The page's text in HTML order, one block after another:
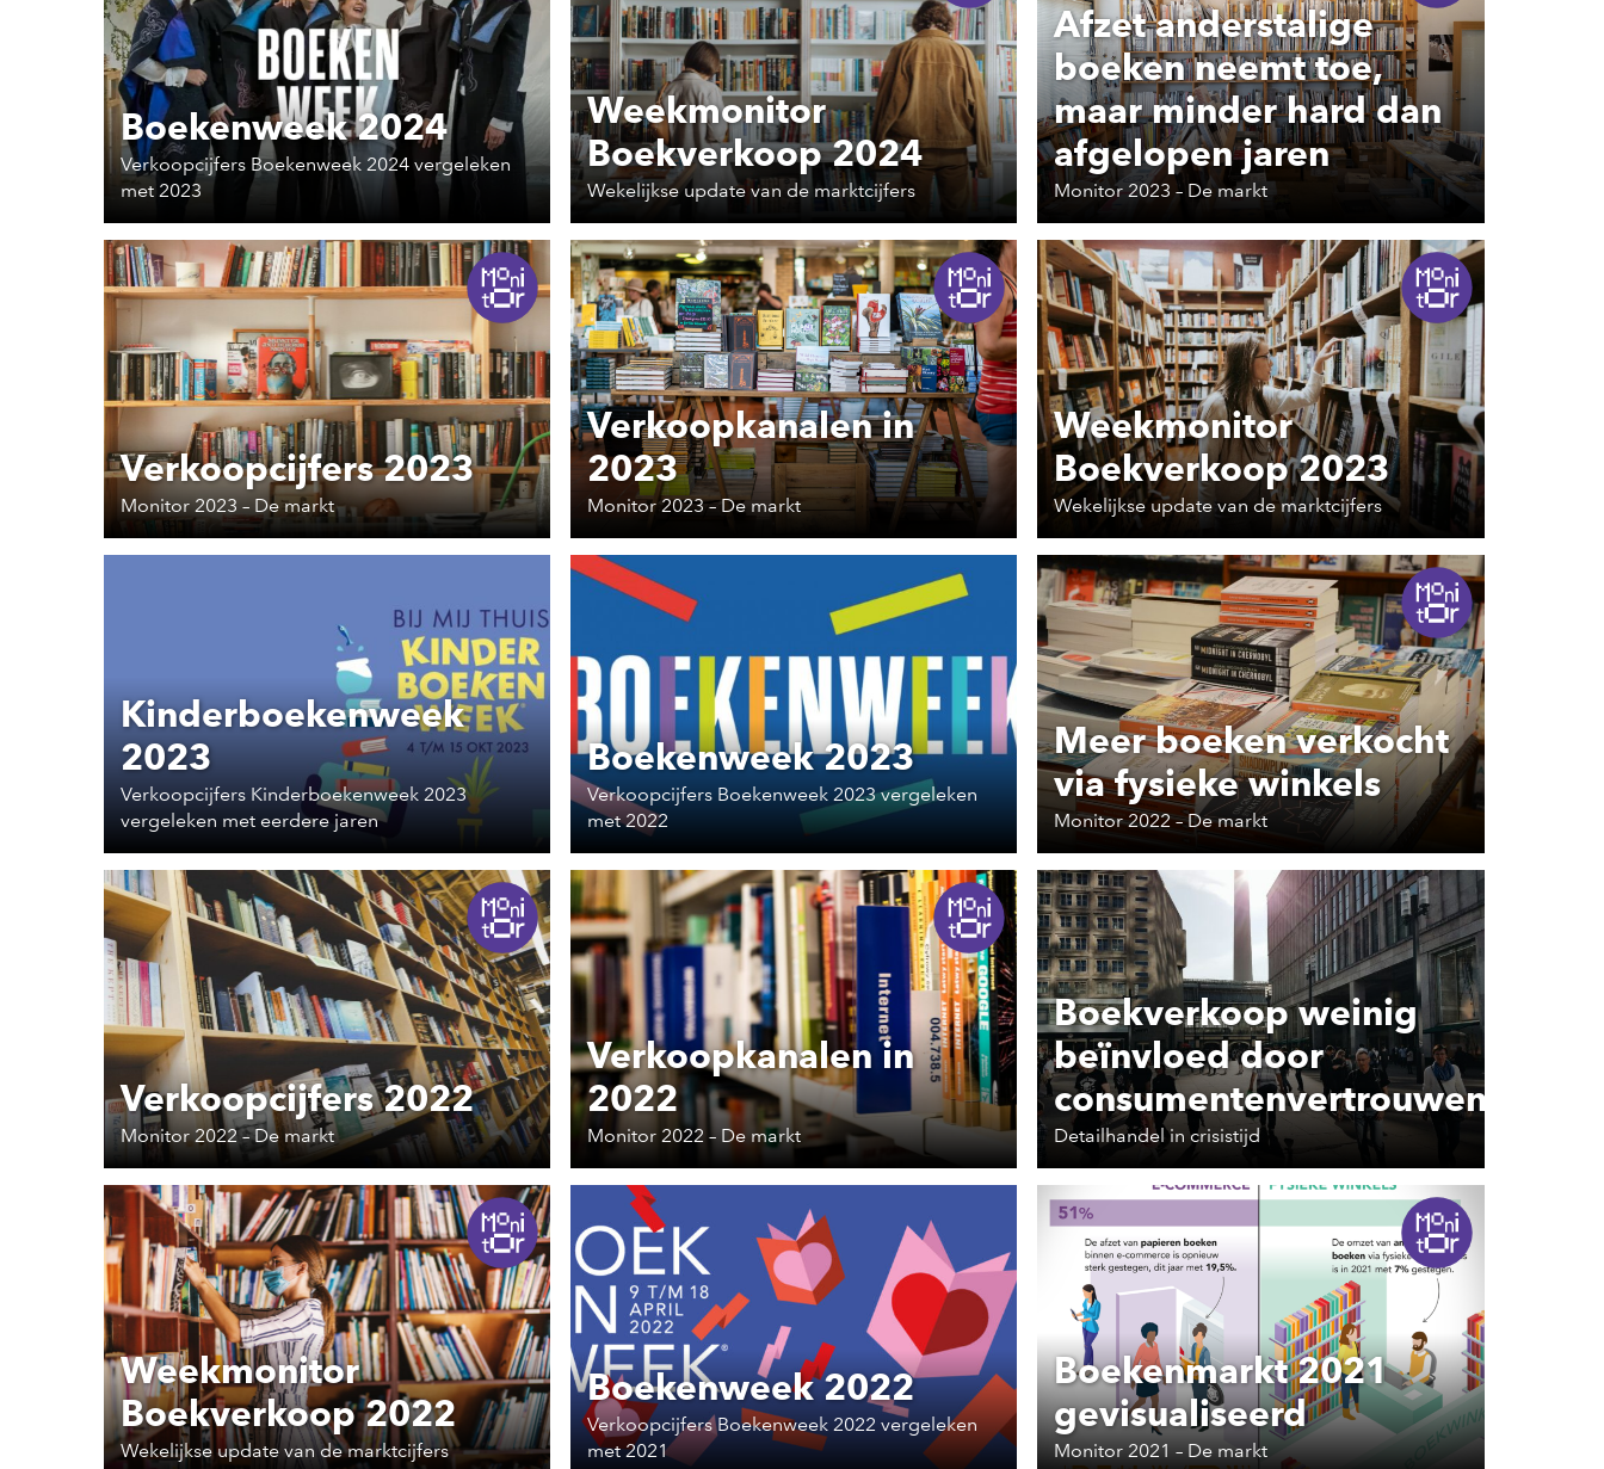
Boekenweek 2024
Verkoopcijfers Boekenweek 2024 vergeleken
met 2023
Weekmonitor
Boekverkoop 2024
Wekelijkse update van de marktcijfers
Afzet anderstalige
boeken neemt toe,
maar minder hard dan
afgelopen jaren
Monitor 2023 – De markt
Verkoopcijfers 2023
Monitor 2023 – De markt
Verkoopkanalen in
2023
Monitor 2023 – De markt
Weekmonitor
Boekverkoop 2023
Wekelijkse update van de marktcijfers
Kinderboekenweek
2023
Verkoopcijfers Kinderboekenweek 2023
vergeleken met eerdere jaren
Boekenweek 2023
Verkoopcijfers Boekenweek 2023 vergeleken
met 2022
Meer boeken verkocht
via fysieke winkels
Monitor 2022 – De markt
Verkoopcijfers 2022
Monitor 2022 – De markt
Verkoopkanalen in
2022
Monitor 2022 – De markt
Boekverkoop weinig
beïnvloed door
consumentenvertrouwen
Detailhandel in crisistijd
Weekmonitor
Boekverkoop 2022
Wekelijkse update van de marktcijfers
Boekenweek 2022
Verkoopcijfers Boekenweek 2022 vergeleken
met 2021
Boekenmarkt 2021
gevisualiseerd
Monitor 2021 – De markt